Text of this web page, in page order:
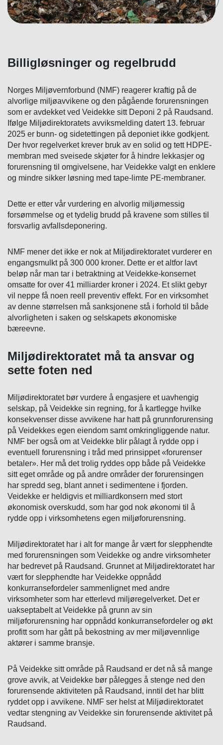
Billigløsninger og regelbrudd
Norges Miljøvernforbund (NMF) reagerer kraftig på de
alvorlige miljøavvikene og den pågående forurensningen
som er avdekket ved Veidekke sitt Deponi 2 på Raudsand.
Ifølge Miljødirektoratets avviksmelding datert 13. februar
2025 er bunn- og sidetettingen på deponiet ikke godkjent.
Der hvor regelverket krever bruk av en solid og tett HDPE-
membran med sveisede skjøter for å hindre lekkasjer og
forurensning til omgivelsene, har Veidekke valgt en enklere
og mindre sikker løsning med tape-limte PE-membraner.
Dette er etter vår vurdering en alvorlig miljømessig
forsømmelse og et tydelig brudd på kravene som stilles til
forsvarlig avfallsdeponering.
NMF mener det ikke er nok at Miljødirektoratet vurderer en
engangsmulkt på 300 000 kroner. Dette er et altfor lavt
beløp når man tar i betraktning at Veidekke-konsernet
omsatte for over 41 milliarder kroner i 2024. Et slikt gebyr
vil neppe få noen reell preventiv effekt. For en virksomhet
av denne størrelsen må sanksjonene stå i forhold til både
alvorligheten i saken og selskapets økonomiske
bæreevne.
Miljødirektoratet må ta ansvar og
sette foten ned
Miljødirektoratet bør vurdere å engasjere et uavhengig
selskap, på Veidekke sin regning, for å kartlegge hvilke
konsekvenser disse avvikene har hatt på grunnforurensing
på Veidekkes egen eiendom samt omkringliggende natur.
NMF ber også om at Veidekke blir pålagt å rydde opp i
eventuell forurensning i tråd med prinsippet «forurenser
betaler». Her må det trolig ryddes opp både på Veidekke
sitt eget område og på andre områder der forurensingen
har spredd seg, blant annet i sedimentene i fjorden.
Veidekke er heldigvis et milliardkonsern med stort
økonomisk overskudd, som har god nok økonomi til å
rydde opp i virksomhetens egen miljøforurensning.
Miljødirektoratet har i alt for mange år vært for slepphendte
med forurensningen som Veidekke og andre virksomheter
har bedrevet på Raudsand. Grunnet at Miljødirektoratet har
vært for slepphendte har Veidekke oppnådd
konkurransefordeler sammenlignet med andre
virksomheter som har etterlevd miljøregelverket. Det er
uakseptabelt at Veidekke på grunn av sin
miljøforurensning har oppnådd konkurransefordeler og økt
profitt som har gått på bekostning av mer miljøvennlige
aktører i samme bransje.
På Veidekke sitt område på Raudsand er det nå så mange
grove avvik, at Veidekke bør pålegges å stenge ned den
forurensende aktiviteten på Raudsand, inntil det har blitt
ryddet opp i avvikene. NMF ser helst at Miljødirektoratet
vedtar stengning av Veidekke sin forurensende aktivitet på
Raudsand.